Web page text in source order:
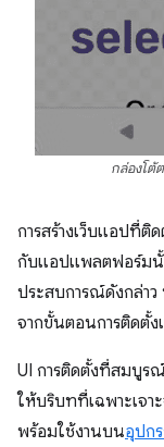
กล่องโต้
การสร้างเว็บแอปที่ติ
กับแอปแพลตฟอร์มนั้
ประสบการณ์ดังกล่า
จากขั้นตอนการติดตั้
UI การติดตั้งที่สมบูร
ให้บริบทที่เฉพาะเจ
พร้อมใช้งานบนอุปก